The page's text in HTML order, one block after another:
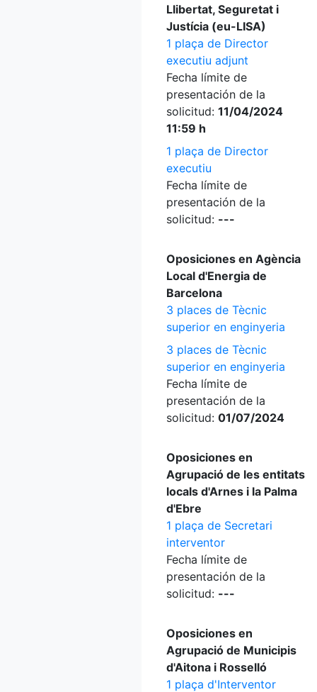
Llibertat, Seguretat i
Justícia (eu-LISA)
1 plaça de Director
executiu adjunt
Fecha límite de
presentación de la
solicitud: 11/04/2024
11:59 h
1 plaça de Director
executiu
Fecha límite de
presentación de la
solicitud: ---
Oposiciones en Agència
Local d'Energia de
Barcelona
3 places de Tècnic
superior en enginyeria
3 places de Tècnic
superior en enginyeria
Fecha límite de
presentación de la
solicitud: 01/07/2024
Oposiciones en
Agrupació de les entitats
locals d'Arnes i la Palma
d'Ebre
1 plaça de Secretari
interventor
Fecha límite de
presentación de la
solicitud: ---
Oposiciones en
Agrupació de Municipis
d'Aitona i Rosselló
1 plaça d'Interventor